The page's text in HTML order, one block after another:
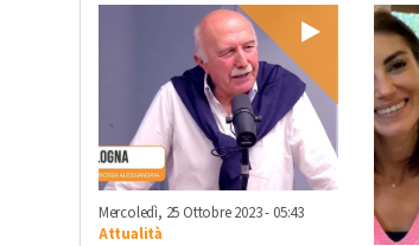
Mercoledì, 25 Ottobre 2023 - 05:43
Attualità